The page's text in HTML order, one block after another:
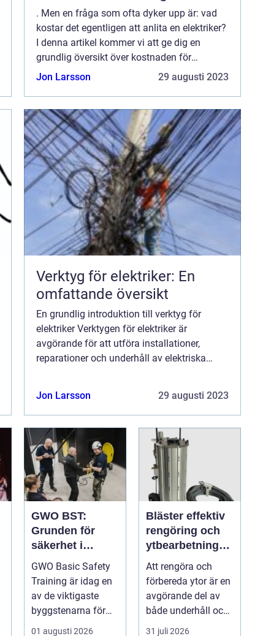
korrekt och att upprätthålla
en säker och pålitlig elektrisk
infrastruktur
. Men en fråga som ofta dyker upp är: vad
kostar det egentligen att anlita en elektriker?
I denna artikel kommer vi att ge dig en
grundlig översikt över kostnaden för
elektrikertjänster, vilka typer som finns
Jon Larsson 29 augusti 2023
Verktyg för elektriker: En
omfattande översikt
En grundlig introduktion till verktyg för
elektriker Verktygen för elektriker är
avgörande för att utföra installationer,
reparationer och underhåll av elektriska
verk...
Jon Larsson 29 augusti 2023
GWO BST:
Grunden för
säkerhet i
vindkraftsbrans
chen
GWO Basic Safety
Training är idag en
av de viktigaste
byggstenarna för
alla som vill arbet...
01 augusti 2026
Bläster effektiv
rengöring och
ytbearbetning
för proffs och
hantverkare
Att rengöra och
förbereda ytor är en
avgörande del av
både underhåll och
renovering. Färg,
31 juli 2026